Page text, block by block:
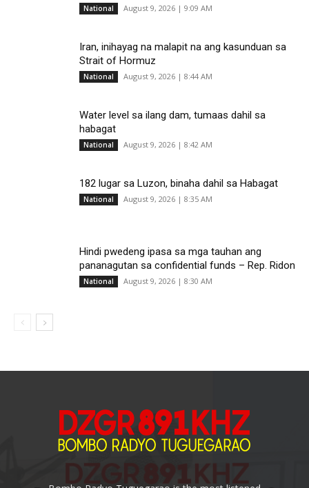
National August 9, 2026 | 9:09 AM
Iran, inihayag na malapit na ang kasunduan sa
Strait of Hormuz
National August 9, 2026 | 8:44 AM
Water level sa ilang dam, tumaas dahil sa
habagat
National August 9, 2026 | 8:42 AM
182 lugar sa Luzon, binaha dahil sa Habagat
National August 9, 2026 | 8:35 AM
Hindi pwedeng ipasa sa mga tauhan ang
pananagutan sa confidential funds – Rep. Ridon
National August 9, 2026 | 8:30 AM